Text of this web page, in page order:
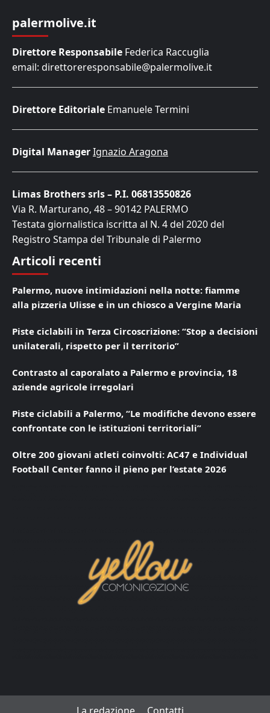
palermolive.it
Direttore Responsabile Federica Raccuglia
email: direttoreresponsabile@palermolive.it
Direttore Editoriale Emanuele Termini
Digital ManagerIgnazio Aragona
Limas Brothers srls – P.I. 06813550826
Via R. Marturano, 48 – 90142 PALERMO
Testata giornalistica iscritta al N. 4 del 2020 del
Registro Stampa del Tribunale di Palermo
Articoli recenti
Palermo, nuove intimidazioni nella notte: fiamme
alla pizzeria Ulisse e in un chiosco a Vergine Maria
Piste ciclabili in Terza Circoscrizione: “Stop a decisioni
unilaterali, rispetto per il territorio”
Contrasto al caporalato a Palermo e provincia, 18
aziende agricole irregolari
Piste ciclabili a Palermo, “Le modifiche devono essere
confrontate con le istituzioni territoriali”
Oltre 200 giovani atleti coinvolti: AC47 e Individual
Football Center fanno il pieno per l’estate 2026